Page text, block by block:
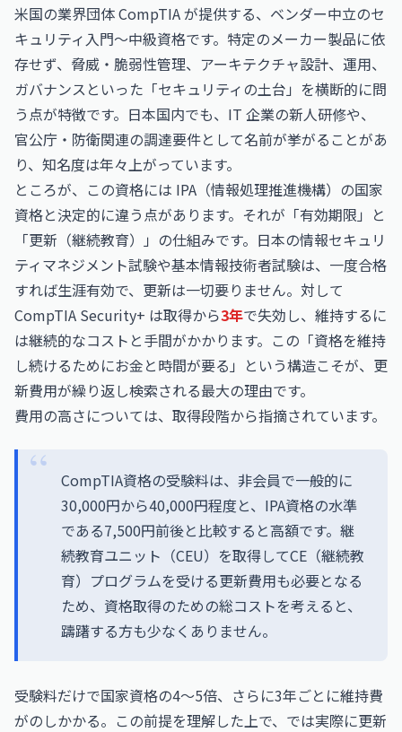
米国の業界団体 CompTIA が提供する、ベンダー中立のセ
キュリティ入門〜中級資格です。特定のメーカー製品に依
存せず、脅威・脆弱性管理、アーキテクチャ設計、運用、
ガバナンスといった「セキュリティの土台」を横断的に問
う点が特徴です。日本国内でも、IT 企業の新人研修や、
官公庁・防衛関連の調達要件として名前が挙がることがあ
り、知名度は年々上がっています。
ところが、この資格には IPA（情報処理推進機構）の国家
資格と決定的に違う点があります。それが「有効期限」と
「更新（継続教育）」の仕組みです。日本の情報セキュリ
ティマネジメント試験や基本情報技術者試験は、一度合格
すれば生涯有効で、更新は一切要りません。対して
CompTIA Security+ は取得から3年で失効し、維持するに
は継続的なコストと手間がかかります。この「資格を維持
し続けるためにお金と時間が要る」という構造こそが、更
新費用が繰り返し検索される最大の理由です。
費用の高さについては、取得段階から指摘されています。
CompTIA資格の受験料は、非会員で一般的に
30,000円から40,000円程度と、IPA資格の水準
である7,500円前後と比較すると高額です。継
続教育ユニット（CEU）を取得してCE（継続教
育）プログラムを受ける更新費用も必要となる
ため、資格取得のための総コストを考えると、
躊躇する方も少なくありません。
受験料だけで国家資格の4〜5倍、さらに3年ごとに維持費
がのしかかる。この前提を理解した上で、では実際に更新